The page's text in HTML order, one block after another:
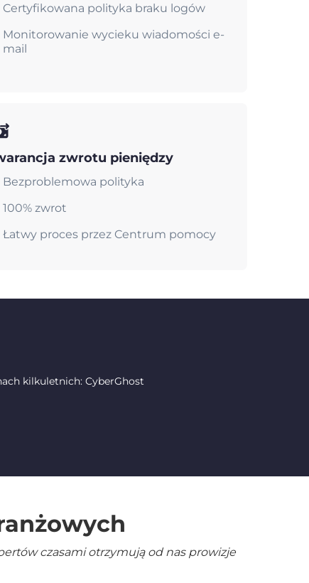
Certyfikowana polityka braku logów
Monitorowanie wycieku wiadomości e-
mail
zwrotu pieniędzy
Bezproblemowa polityka
100% zwrot
Łatwy proces przez Centrum pomocy
kilkuletnich: CyberGhost
czasami otrzymują od nas prowizje